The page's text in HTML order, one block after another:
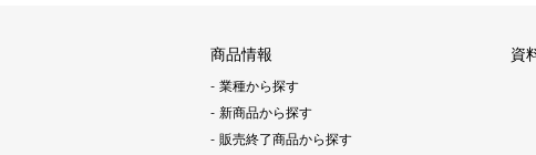
商品情報
業種から探す
新商品から探す
販売終了商品から探す
資